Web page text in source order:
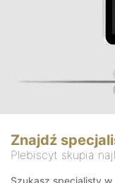
Znajdź
Plebiscyt skupia
Szukasz specjalisty